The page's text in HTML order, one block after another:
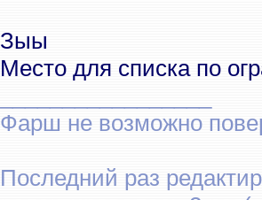
Зыы
Место для списка по
Фарш не возможно
Последний раз